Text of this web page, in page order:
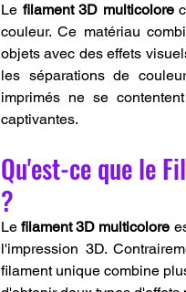
Le filament 3D multicolore
couleur. Ce matériau
objets avec des effets
les séparations de
imprimés ne se
captivantes.
Qu'est-ce que le
?
Le filament 3D multicolore
l'impression 3D.
filament unique combine